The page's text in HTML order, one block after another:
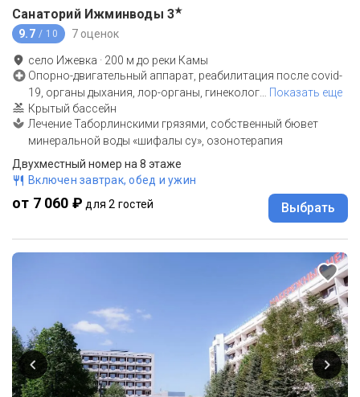
Санаторий Ижминводы 3★
9.7 / 10 7 оценок
село Ижевка · 200 м до реки Камы
Опорно-двигательный аппарат, реабилитация после covid-
19, органы дыхания, лор-органы, гинеколог… Показать еще
Крытый бассейн
Лечение Таборлинскими грязями, собственный бювет
минеральной воды «шифалы су», озонотерапия
Двухместный номер на 8 этаже
Включен завтрак, обед и ужин
от 7 060 ₽ для 2 гостей Выбрать